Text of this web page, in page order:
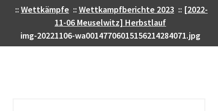
:: Wettkämpfe :: Wettkampfberichte 2023 :: [2022-
11-06 Meuselwitz] Herbstlauf
img-20221106-wa00147706015156214284071.jpg